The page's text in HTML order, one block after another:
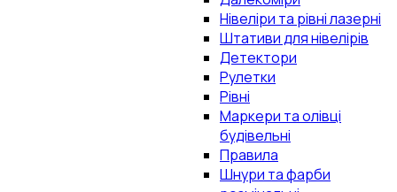
Нівеліри та рівні лазерні
Штативи для нівелірів
Детектори
Рулетки
Рівні
Маркери та олівці
будівельні
Правила
Шнури та фарби